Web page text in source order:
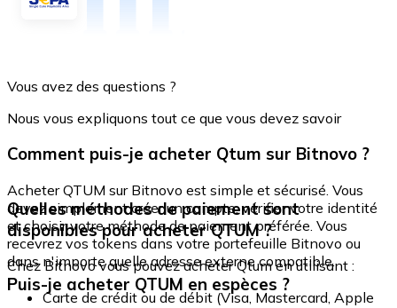
Vous avez des questions ?
Nous vous expliquons tout ce que vous devez savoir
Comment puis-je acheter Qtum sur Bitnovo ?
Acheter QTUM sur Bitnovo est simple et sécurisé. Vous
devez simplement créer un compte, vérifier votre identité
et choisir votre méthode de paiement préférée. Vous
recevrez vos tokens dans votre portefeuille Bitnovo ou
dans n'importe quelle adresse externe compatible.
Quelles méthodes de paiement sont
disponibles pour acheter QTUM ?
Chez Bitnovo vous pouvez acheter Qtum en utilisant :
Carte de crédit ou de débit (Visa, Mastercard, Apple
Puis-je acheter QTUM en espèces ?